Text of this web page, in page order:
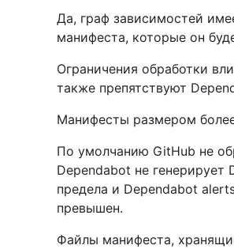
Да, граф зависимостей
манифеста, которые он
Ограничения обработки
также препятствуют
Манифесты размером
По умолчанию GitHub не
Dependabot не генерирует
предела и Dependabot
превышен.
Файлы манифеста,